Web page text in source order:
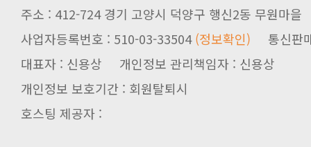
주소 : 412-724 경기 고양시 덕양구 행신2동 무원마을
사업자등록번호 : 510-03-33504(정보확인) 통신판
대표자 : 신용상 개인정보 관리책임자 : 신용상
개인정보 보호기간 : 회원탈퇴시
호스팅 제공자 :